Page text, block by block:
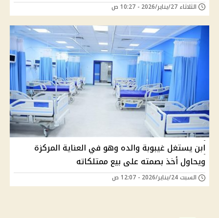
الثلاثاء 27/يناير/2026 - 10:27 ص
ابن يستغل غيبوبة والده وهو في العناية المركزة
ويحاول أخذ بصمته على بيع ممتلكاته
السبت 24/يناير/2026 - 12:07 ص